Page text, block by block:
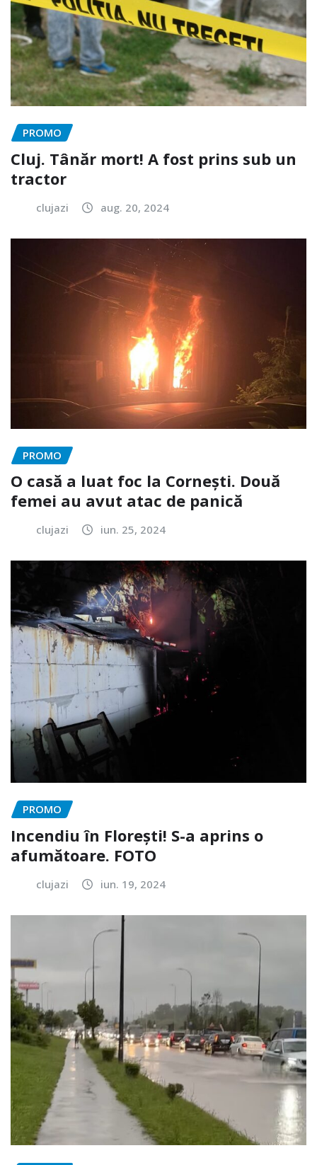
PROMO
Cluj. Tânăr mort! A fost prins sub un
tractor
clujazi aug. 20, 2024
PROMO
O casă a luat foc la Cornești. Două
femei au avut atac de panică
clujazi iun. 25, 2024
PROMO
Incendiu în Florești! S-a aprins o
afumătoare. FOTO
clujazi iun. 19, 2024